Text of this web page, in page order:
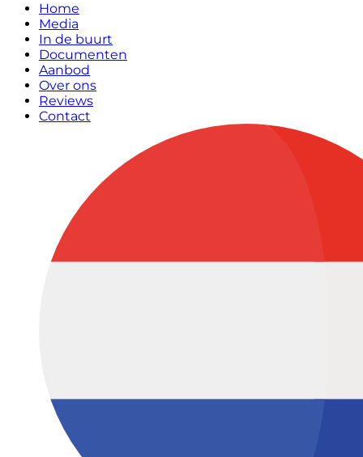
Home
Media
In de buurt
Documenten
Aanbod
Over ons
Reviews
Contact